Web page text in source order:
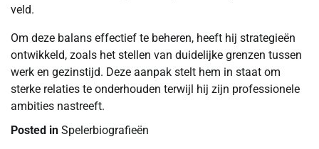
veld.
Om deze balans effectief te beheren, heeft hij strategieën
ontwikkeld, zoals het stellen van duidelijke grenzen tussen
werk en gezinstijd. Deze aanpak stelt hem in staat om
sterke relaties te onderhouden terwijl hij zijn professionele
ambities nastreeft.
Posted in Spelerbiografieën